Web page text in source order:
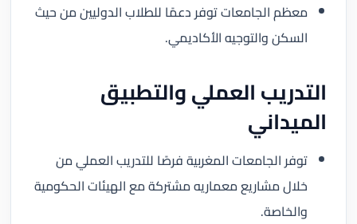
معظم الجامعات توفر دعمًا للطلاب الدوليين من حيث
السكن والتوجيه الأكاديمي.
التدريب العملي والتطبيق
الميداني
توفر الجامعات المغربية فرصًا للتدريب العملي من
خلال مشاريع معماريه مشتركة مع الهيئات الحكومية
والخاصة.